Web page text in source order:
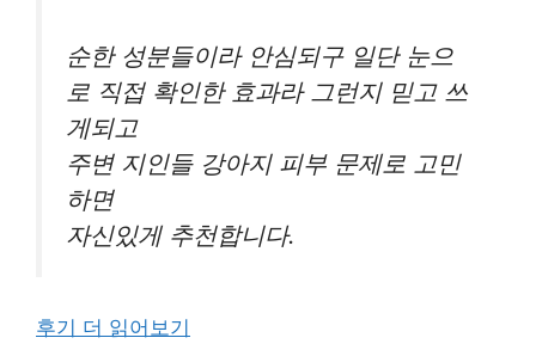
순한 성분들이라 안심되구 일단 눈으
로 직접 확인한 효과라 그런지 믿고 쓰
게되고
주변 지인들 강아지 피부 문제로 고민
하면
자신있게 추천합니다.
후기 더 읽어보기